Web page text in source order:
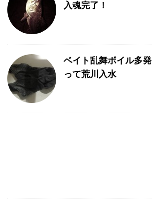
入魂完了！
ベイト乱舞ボイル多
って荒川入水